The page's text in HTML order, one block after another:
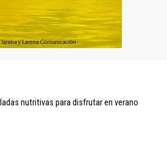
nutritivas para disfrutar en verano